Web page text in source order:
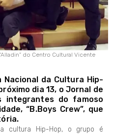
do Centro Cultural Vicente
Nacional da Cultura Hip-
dia 13, o Jornal de
integrantes do famoso
“B.Boys Crew”, que
cultura Hip-Hop, o grupo é